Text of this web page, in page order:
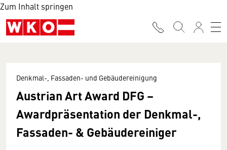
Zum Inhalt springen
Denkmal-, Fassaden- und Gebäudereinigung
Austrian Art Award DFG –
Awardpräsentation der Denkmal-,
Fassaden- & Gebäudereiniger